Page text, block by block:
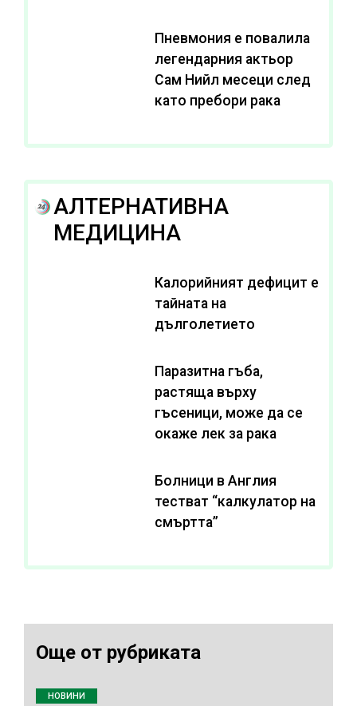
Пневмония е повалила
легендарния актьор
Сам Нийл месеци след
като пребори рака
АЛТЕРНАТИВНА
МЕДИЦИНА
Калорийният дефицит е
тайната на
дълголетието
Паразитна гъба,
растяща върху
гъсеници, може да се
окаже лек за рака
Болници в Англия
тестват “калкулатор на
смъртта”
Още от рубриката
НОВИНИ